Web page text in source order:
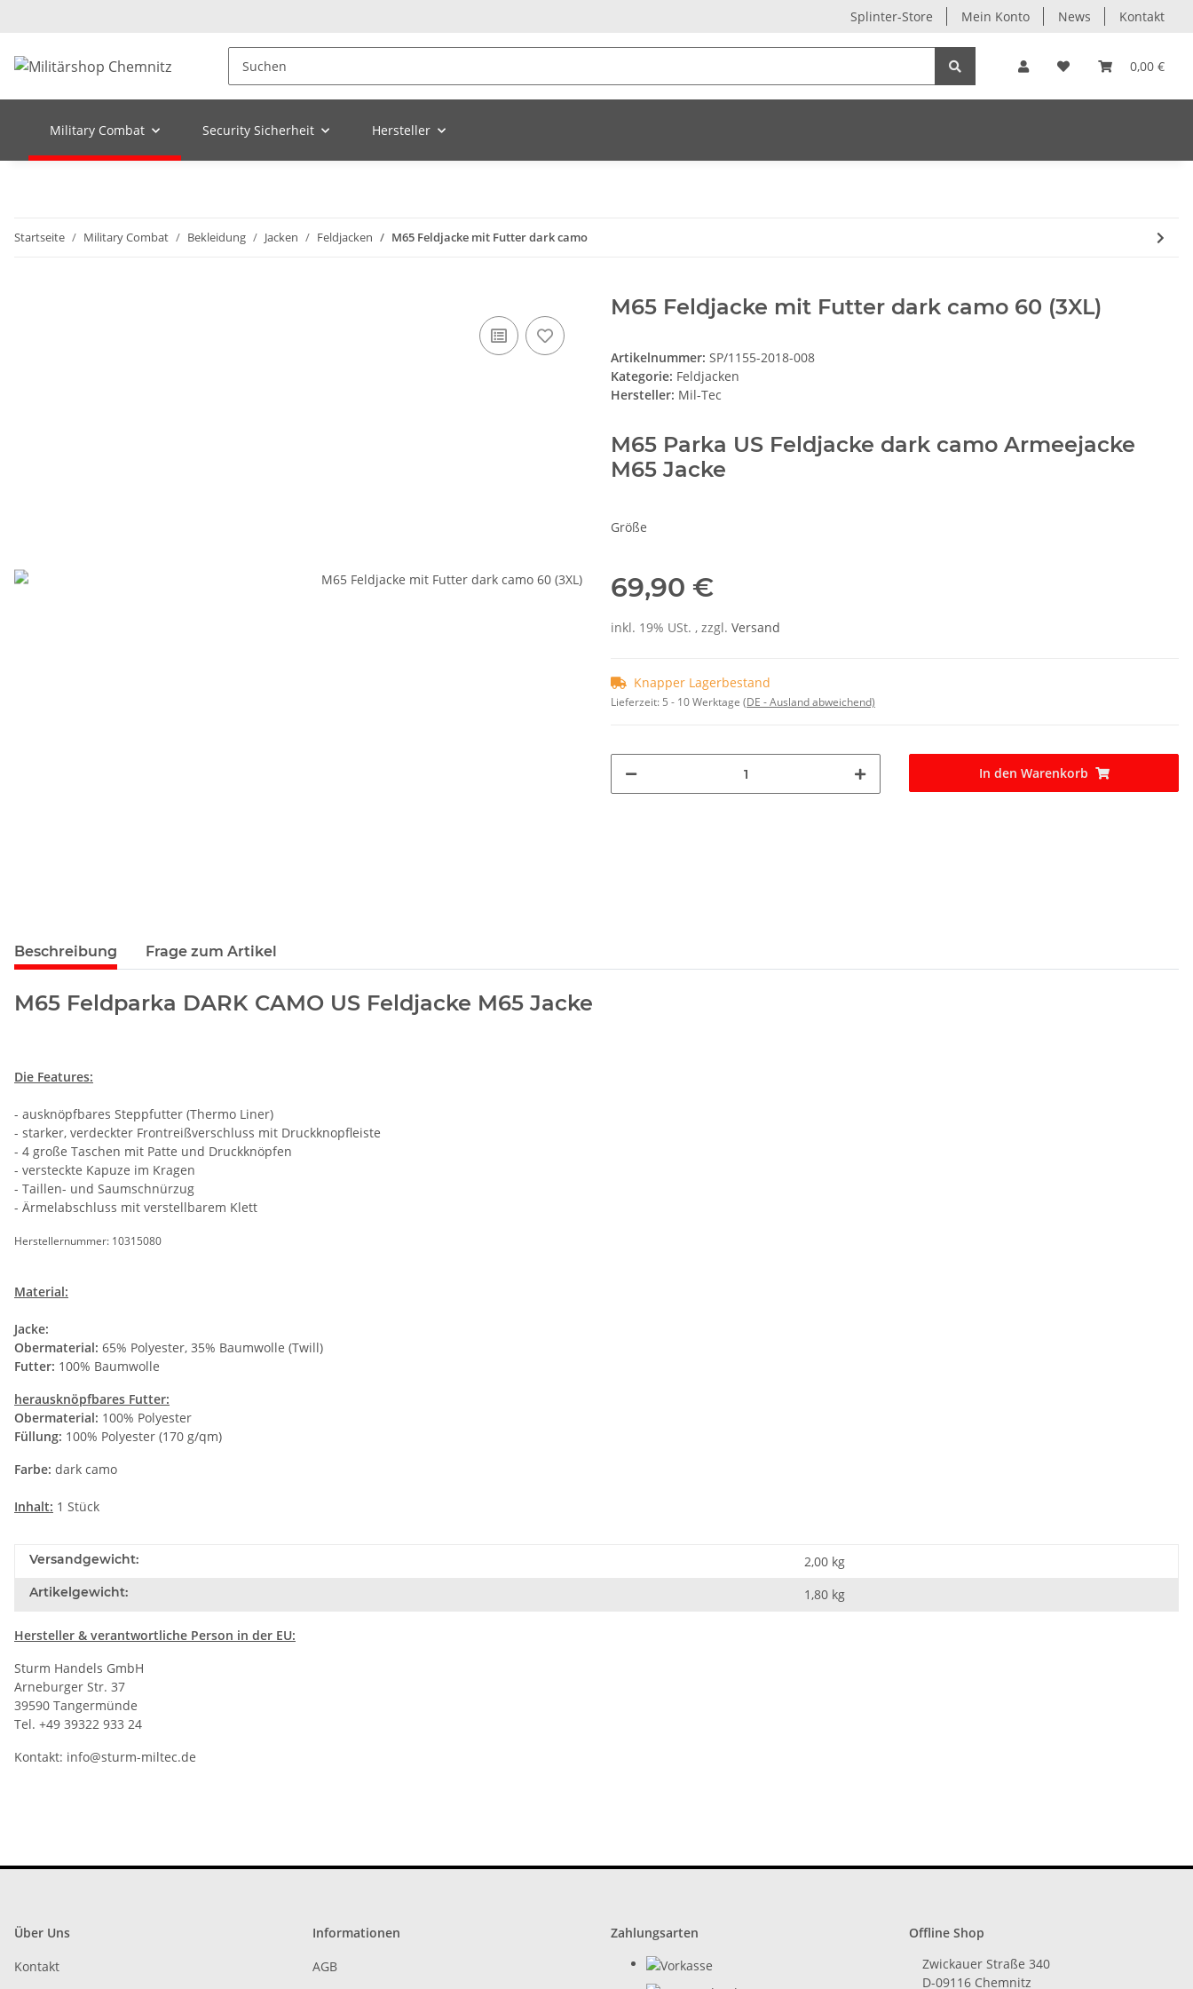
Splinter-Store Mein Konto News Kontakt
0,00 €
Military Combat Security Sicherheit Hersteller
Startseite Military Combat Bekleidung Jacken Feldjacken M65 Feldjacke mit Futter dark camo
M65 Feldjacke mit Futter dark camo 60 (3XL)
Artikelnummer: SP/1155-2018-008
Kategorie: Feldjacken
Hersteller: Mil-Tec
M65 Parka US Feldjacke dark camo Armeejacke
M65 Jacke
Größe
69,90 €
inkl. 19% USt. , zzgl. Versand
Knapper Lagerbestand
Lieferzeit: 5 - 10 Werktage (DE - Ausland abweichend)
In den Warenkorb
Beschreibung Frage zum Artikel
M65 Feldparka DARK CAMO US Feldjacke M65 Jacke
Die Features:
- ausknöpfbares Steppfutter (Thermo Liner)
- starker, verdeckter Frontreißverschluss mit Druckknopfleiste
- 4 große Taschen mit Patte und Druckknöpfen
- versteckte Kapuze im Kragen
- Taillen- und Saumschnürzug
- Ärmelabschluss mit verstellbarem Klett
Herstellernummer: 10315080
Material:
Jacke:
Obermaterial: 65% Polyester, 35% Baumwolle (Twill)
Futter: 100% Baumwolle
herausknöpfbares Futter:
Obermaterial: 100% Polyester
Füllung: 100% Polyester (170 g/qm)
Farbe: dark camo
Inhalt: 1 Stück
Versandgewicht: 2,00 kg
Artikelgewicht: 1,80 kg
Hersteller & verantwortliche Person in der EU:
Sturm Handels GmbH
Arneburger Str. 37
39590 Tangermünde
Tel. +49 39322 933 24
Kontakt: info@sturm-miltec.de
Über Uns
Kontakt
Informationen
AGB
Zahlungsarten
Offline Shop
Zwickauer Straße 340
D-09116 Chemnitz